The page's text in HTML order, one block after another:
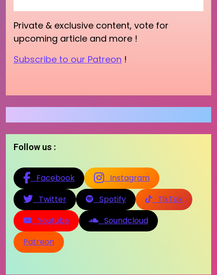
Private & exclusive content, vote for
upcoming article and more !
Subscribe to our Patreon !
Follow us :
Facebook
Instagram
Twitter
Spotify
TikTok
Youtube
Soundcloud
Patreon